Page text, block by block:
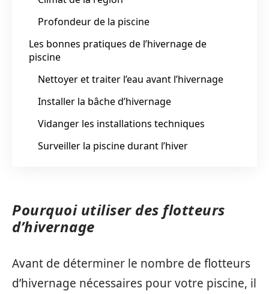
Profondeur de la piscine
Les bonnes pratiques de l’hivernage de
piscine
Nettoyer et traiter l’eau avant l’hivernage
Installer la bâche d’hivernage
Vidanger les installations techniques
Surveiller la piscine durant l’hiver
Pourquoi utiliser des flotteurs
d’hivernage
Avant de déterminer le nombre de flotteurs
d’hivernage nécessaires pour votre piscine, il